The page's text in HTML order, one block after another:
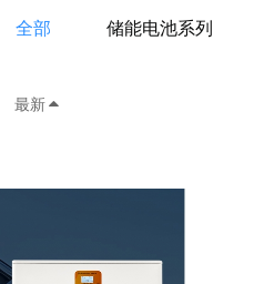
全部 储能电池系列
最新